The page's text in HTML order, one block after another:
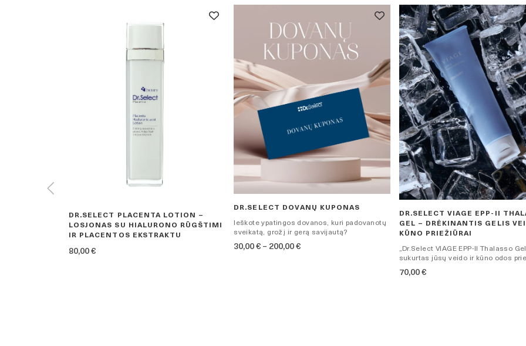
DR.SELECT PLACENTA LOTION –
LOSJONAS SU HIALURONO RŪGŠTIMI
IR PLACENTOS EKSTRAKTU
80,00 €
DR.SELECT DOVANŲ KUPONAS
Ieškote ypatingos dovanos, kuri padovanotų
sveikatą, grožį ir gerą savijautą?
30,00€ – 200,00€Price
DR.SELECT VIAGE EPP-II
GEL – DRĖKINANTIS GELIS
KŪNO PRIEŽIŪRAI
„Dr.Select VIAGE EPP-II Thalasso
sukurtas jūsų veido ir kūno odos
70,00 €